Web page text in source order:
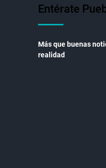
Entérate
Más que buenas
realidad